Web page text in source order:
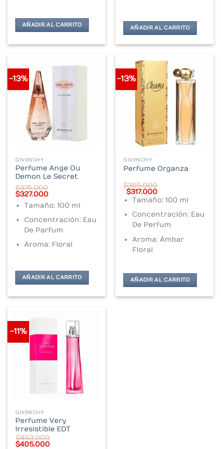
AÑADIR AL CARRITO AÑADIR AL CARRITO
-13%
GIVENCHY
Perfume Ange Ou
Demon Le Secret
$375.000
Original
was:
$327.000Current
is:
Tamaño: 100 ml
Concentración: Eau
De Parfum
Aroma: Floral
AÑADIR AL CARRITO
-13%
GIVENCHY
Perfume Organza
$365.000
Original
price
was:
$365.000.
$317.000Current
price
is:
$317.000.
Tamaño: 100 ml
Concentración: Eau
De Perfum
Aroma: Ámbar
Floral
AÑADIR AL CARRITO
-11%
GIVENCHY
Perfume Very
Irresistible EDT
$453.000
Original
$405.000Current